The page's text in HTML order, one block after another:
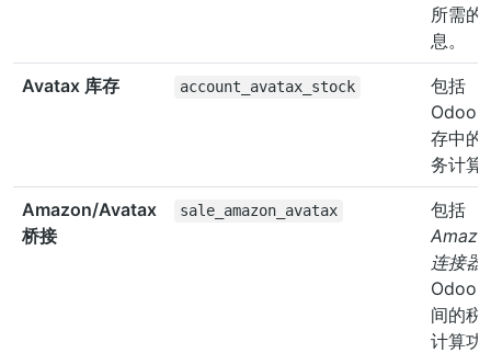
所需的
息。
Avatax 库存 account_avatax_stock
包括
Odoo
存中的
务计算
Amazon/Avatax
桥接
sale_amazon_avatax
包括
连接器
Odoo
间的税
计算功